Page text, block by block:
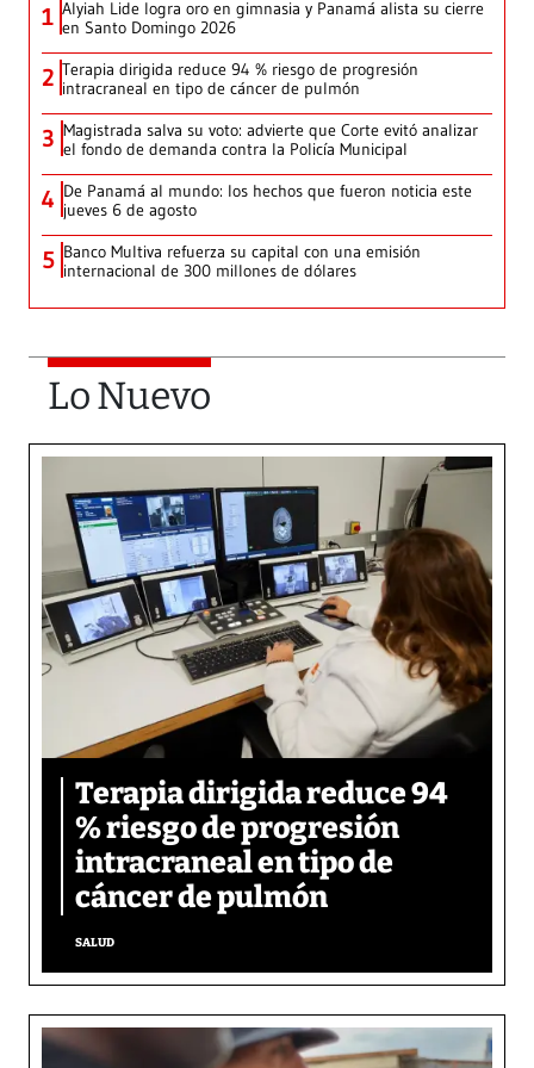
1 Alyiah Lide logra oro en gimnasia y Panamá alista su cierre
en Santo Domingo 2026
2 Terapia dirigida reduce 94 % riesgo de progresión
intracraneal en tipo de cáncer de pulmón
3 Magistrada salva su voto: advierte que Corte evitó analizar
el fondo de demanda contra la Policía Municipal
4 De Panamá al mundo: los hechos que fueron noticia este
jueves 6 de agosto
5 Banco Multiva refuerza su capital con una emisión
internacional de 300 millones de dólares
Lo Nuevo
Terapia dirigida reduce 94
% riesgo de progresión
intracraneal en tipo de
cáncer de pulmón
SALUD